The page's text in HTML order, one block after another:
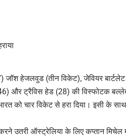
जॉश हेजलवुड (तीन विकेट), जेवियर
और ट्रैविस हेड (28) की विस्फोटक
को चार विकेट से हरा दिया। इसी के
उतरी ऑस्ट्रेलिया के लिए कप्तान